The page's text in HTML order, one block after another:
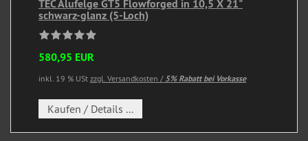
TEC Alufelge GT5 Flowforged in 10,5 X 21"
schwarz-glanz (5-Loch)
580,95 EUR
inkl. 19 % USt zzgl. Versandkosten / 5% Rabatt bei Vorkasse
Kaufen / Details ...